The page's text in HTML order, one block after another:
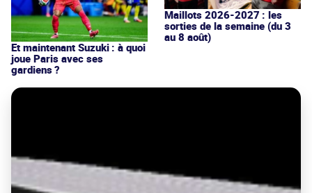
Et maintenant Suzuki : à quoi
joue Paris avec ses
gardiens ?
Maillots 2026-2027 : les
sorties de la semaine (du 3
au 8 août)